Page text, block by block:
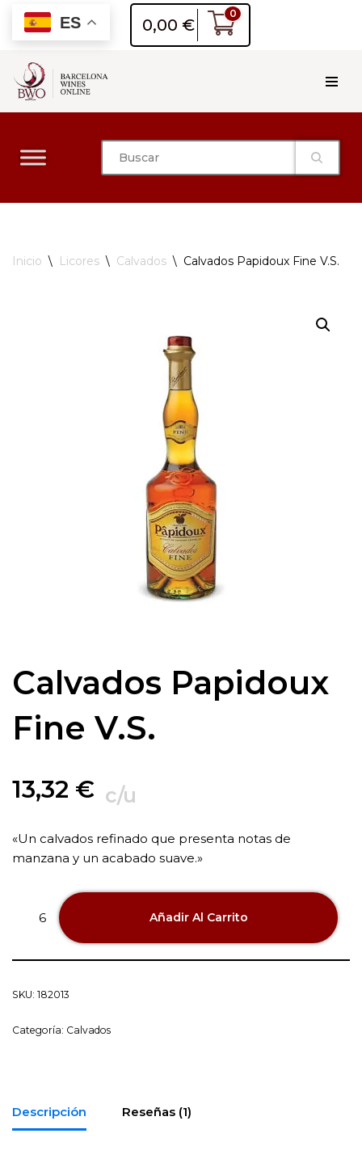
Saltar
contenido
ES 0,00 €
0
Inicio \ Licores \ Calvados \ Calvados Papidoux Fine V.S.
Calvados Papidoux
Fine V.S.
13,32 € c/u
«Un calvados refinado que presenta notas de
manzana y un acabado suave.»
Añadir Al Carrito
SKU: 182013
Categoría: Calvados
Descripción Reseñas (1)